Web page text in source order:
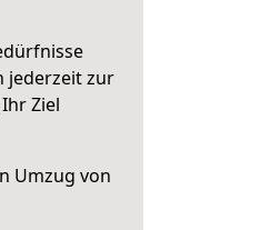
jederzeit zur
Ziel
Umzug von